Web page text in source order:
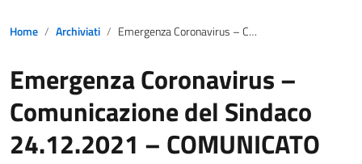
Home Archiviati Emergenza Coronavirus – Comunicazione del Sindaco 24.12.2021 – COMUNICATO
Emergenza Coronavirus –
Comunicazione del Sindaco
24.12.2021 – COMUNICATO